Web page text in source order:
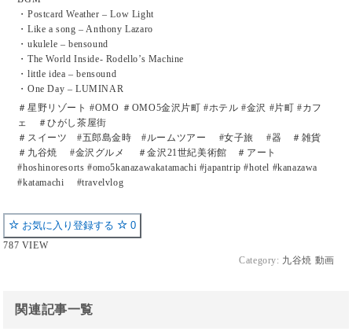
・Postcard Weather – Low Light
・Like a song – Anthony Lazaro
・ukulele – bensound
・The World Inside- Rodello’s Machine
・little idea – bensound
・One Day – LUMINAR
＃星野リゾート #OMO ＃OMO5金沢片町 #ホテル #金沢 #片町 #カフ
ェ ＃ひがし茶屋街
＃スイーツ #五郎島金時 #ルームツアー #女子旅 #器 ＃雑貨
＃九谷焼 #金沢グルメ ＃金沢21世紀美術館 ＃アート
#hoshinoresorts #omo5kanazawakatamachi #japantrip #hotel #kanazawa
#katamachi #travelvlog
お気に入り登録する 0
787 VIEW
Category: 九谷焼 動画
関連記事一覧